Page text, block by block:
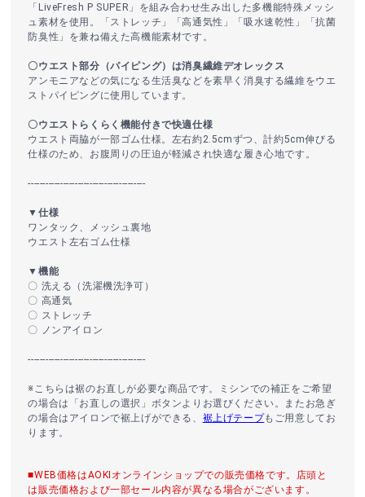
「LiveFresh P SUPER」を組み合わせ生み出した多機能特殊メッシ
ュ素材を使用。「ストレッチ」「高通気性」「吸水速乾性」「抗菌
防臭性」を兼ね備えた高機能素材です。
〇ウエスト部分（パイピング）は消臭繊維デオレックス
アンモニアなどの気になる生活臭などを素早く消臭する繊維をウエ
ストパイピングに使用しています。
〇ウエストらくらく機能付きで快適仕様
ウエスト両脇が一部ゴム仕様。左右約2.5cmずつ、計約5cm伸びる
仕様のため、お腹周りの圧迫が軽減され快適な履き心地です。
----------------------------------------
▼仕様
ワンタック、メッシュ裏地
ウエスト左右ゴム仕様
▼機能
〇 洗える（洗濯機洗浄可）
〇 高通気
〇 ストレッチ
〇 ノンアイロン
----------------------------------------
※こちらは裾のお直しが必要な商品です。ミシンでの補正をご希望
の場合は「お直しの選択」ボタンよりお選びください。またお急ぎ
の場合はアイロンで裾上げができる、 裾上げテープもご用意してお
ります。
■WEB価格はAOKIオンラインショップでの販売価格です。店頭と
は販売価格および一部セール内容が異なる場合がございます。